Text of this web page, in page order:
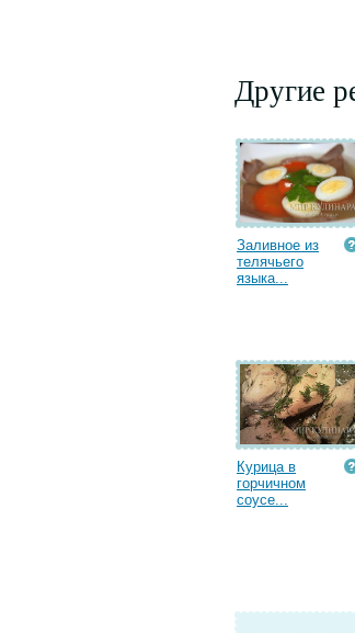
Другие
Заливное из
телячьего
языка...
Курица в
горчичном
соусе...